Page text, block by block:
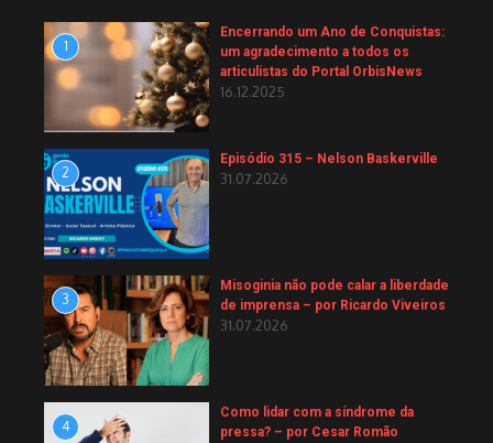
1
Encerrando um Ano de Conquistas:
um agradecimento a todos os
articulistas do Portal OrbisNews
16.12.2025
2
Episódio 315 – Nelson Baskerville
31.07.2026
3
Misoginia não pode calar a liberdade
de imprensa – por Ricardo Viveiros
31.07.2026
4
Como lidar com a síndrome da
pressa? – por Cesar Romão